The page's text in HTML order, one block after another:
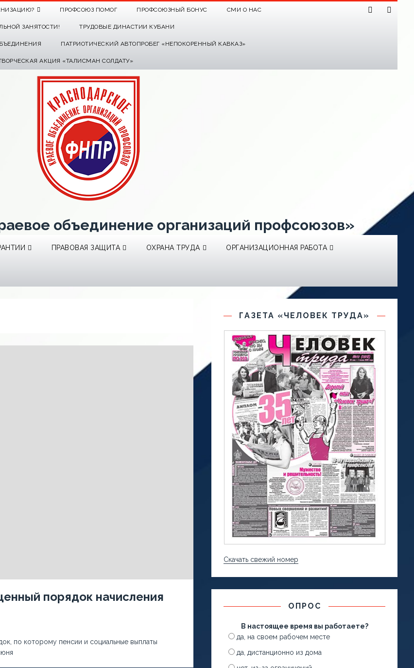
ПРОФСОЮЗ ПОМОГ ПРОФСОЮЗНЫЙ БОНУС СМИ О НАС
ЗАНЯТОСТИ! ТРУДОВЫЕ ДИНАСТИИ КУБАНИ
ПАТРИОТИЧЕСКИЙ АВТОПРОБЕГ «НЕПОКОРЕННЫЙ КАВКАЗ»
АКЦИЯ «ТАЛИСМАН СОЛДАТУ»
объединение организаций профсоюзов»
ПРАВОВАЯ ЗАЩИТА ОХРАНА ТРУДА ОРГАНИЗАЦИОННАЯ РАБОТА
порядок начисления
по которому пенсии и социальные выплаты
ГАЗЕТА «ЧЕЛОВЕК ТРУДА»
Скачать свежий номер
ОПРОС
В настоящее время вы работаете?
да, на своем рабочем месте
да, дистанционно из дома